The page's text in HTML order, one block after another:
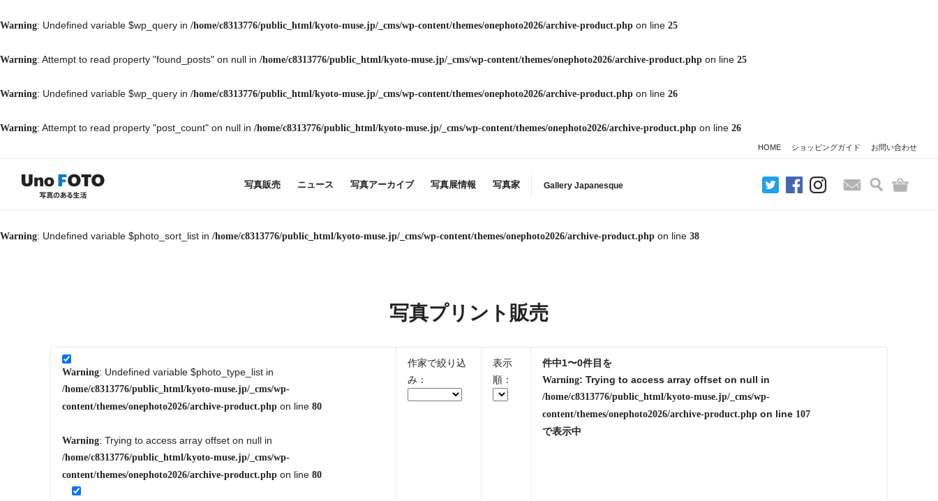
Warning: Undefined variable $wp_query in /home/c8313776/public_html/kyoto-muse.jp/_cms/wp-content/themes/onephoto2026/archive-product.php on line 25
Warning: Attempt to read property "found_posts" on null in /home/c8313776/public_html/kyoto-muse.jp/_cms/wp-content/themes/onephoto2026/archive-product.php on line 25
Warning: Undefined variable $wp_query in /home/c8313776/public_html/kyoto-muse.jp/_cms/wp-content/themes/onephoto2026/archive-product.php on line 26
Warning: Attempt to read property "post_count" on null in /home/c8313776/public_html/kyoto-muse.jp/_cms/wp-content/themes/onephoto2026/archive-product.php on line 26
HOME ショッピングガイド お問い合わせ
写真販売 ニュース 写真アーカイブ 写真展情報 写真家 Gallery Japanesque お問い合わせ
検索
Warning: Undefined variable $photo_sort_list in /home/c8313776/public_html/kyoto-muse.jp/_cms/wp-content/themes/onephoto2026/archive-product.php on line 38
写真プリント販売
Warning: Undefined variable $photo_type_list in
/home/c8313776/public_html/kyoto-muse.jp/_cms/wp-
content/themes/onephoto2026/archive-product.php on line 80
Warning: Trying to access array offset on null in
/home/c8313776/public_html/kyoto-muse.jp/_cms/wp-
content/themes/onephoto2026/archive-product.php on line 80
作家で絞り込
み：
表示
順：
件中1〜0件目を
Warning: Trying to access array offset on null in
/home/c8313776/public_html/kyoto-muse.jp/_cms/wp-
content/themes/onephoto2026/archive-product.phpon line 107
で表示中